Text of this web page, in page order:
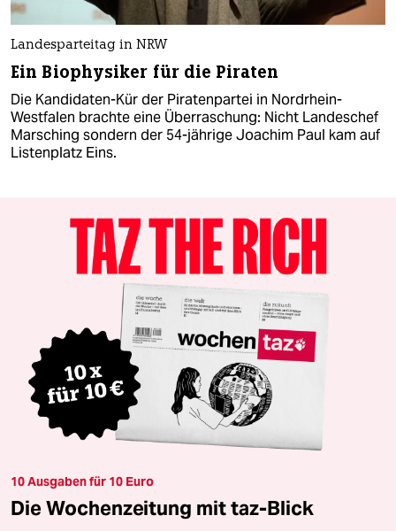
Landesparteitag in NRW
Ein Biophysiker für die Piraten
Die Kandidaten-Kür der Piratenpartei in Nordrhein-
Westfalen brachte eine Überraschung: Nicht Landeschef
Marsching sondern der 54-jährige Joachim Paul kam auf
Listenplatz Eins.
10 Ausgaben für 10 Euro
Die Wochenzeitung mit taz-Blick